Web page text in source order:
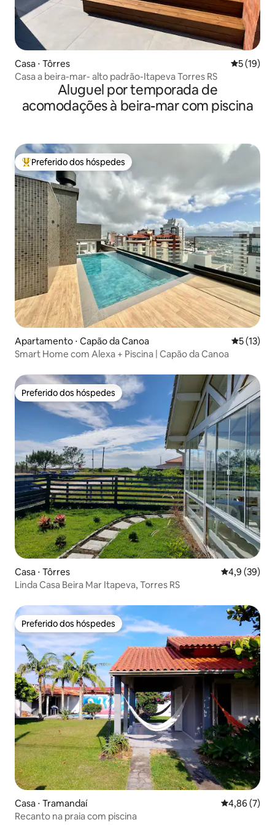
Casa ⋅ Tôrres 5 de uma
5 (19)
Casa a beira-mar- alto padrão-Itapeva Torres RS
Aluguel por temporada de
acomodações à beira-mar com piscina
Entre os melhores preferidos dos hóspedes
Preferido dos hóspedes
Apartamento ⋅ Capão da Canoa 5 de uma
5 (13)
Smart Home com Alexa + Piscina | Capão da Canoa
Preferido dos hóspedes
Preferido dos hóspedes
Casa ⋅ Tôrres 4,9 de uma
4,9 (39)
Linda Casa Beira Mar Itapeva, Torres RS
Preferido dos hóspedes
Preferido dos hóspedes
Casa ⋅ Tramandaí 4,86 de uma
4,86 (7)
Recanto na praia com piscina